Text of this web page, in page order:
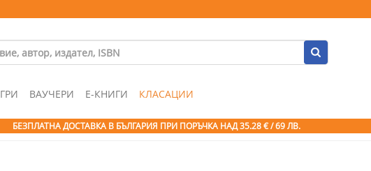
ВАУЧЕРИ Е-КНИГИ КЛАСАЦИИ
БЕЗПЛАТНА ДОСТАВКА В БЪЛГАРИЯ ПРИ ПОРЪЧКА НАД 35.28 € / 69 ЛВ.